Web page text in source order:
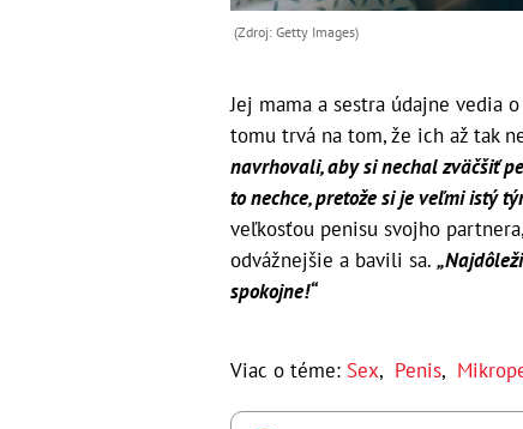
(Zdroj: Getty Images)
Jej mama a sestra údajne vedia
tomu trvá na tom, že ich až tak
navrhovali, aby si nechal zväčšiť
to nechce, pretože si je veľmi istý
veľkosťou penisu svojho
odvážnejšie a bavili sa.
spokojne!“
Viac o téme: Sex, Penis,